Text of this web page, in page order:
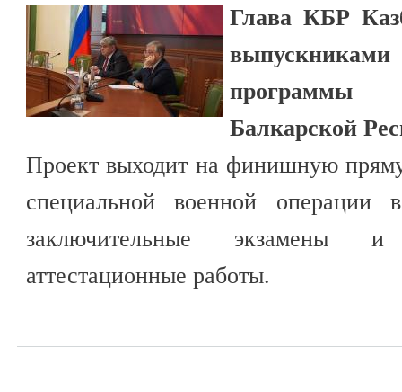
Глава КБР
программы
Балкарской
Проект выходит на финишную
специальной военной
заключительные экзамены
аттестационные работы.